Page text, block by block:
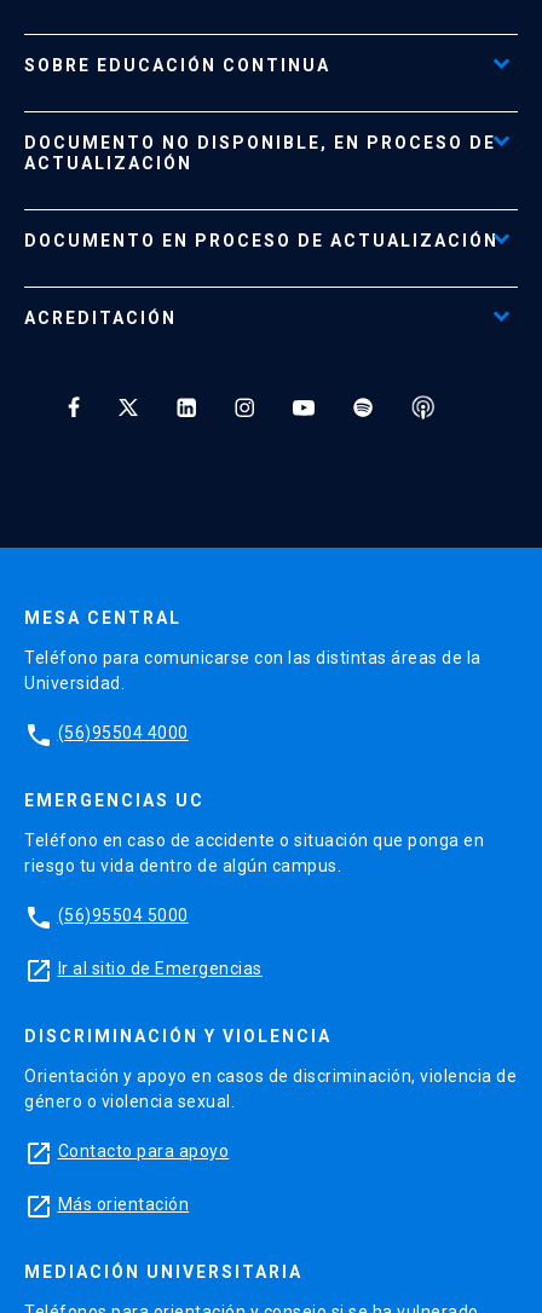
SOBRE EDUCACIÓN CONTINUA
Formas de Pago
Políticas de Retiro, Devolución e Información Importante
DOCUMENTO NO DISPONIBLE, EN PROCESO DE
ACTUALIZACIÓN
Documento No Disponible file_download
DOCUMENTO EN PROCESO DE ACTUALIZACIÓN
ACREDITACIÓN
MESA CENTRAL
Teléfono para comunicarse con las distintas áreas de la
Universidad.
phone (56)95504 4000
EMERGENCIAS UC
Teléfono en caso de accidente o situación que ponga en
riesgo tu vida dentro de algún campus.
phone (56)95504 5000
launch Ir al sitio de Emergencias
DISCRIMINACIÓN Y VIOLENCIA
Orientación y apoyo en casos de discriminación, violencia de
género o violencia sexual.
launch Contacto para apoyo
launch Más orientación
MEDIACIÓN UNIVERSITARIA